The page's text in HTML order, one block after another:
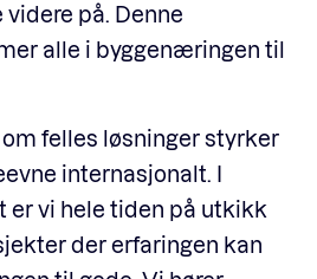
på. Denne
alle i byggenæringen til
felles løsninger styrker
internasjonalt. I
er vi hele tiden på utkikk
der erfaringen kan